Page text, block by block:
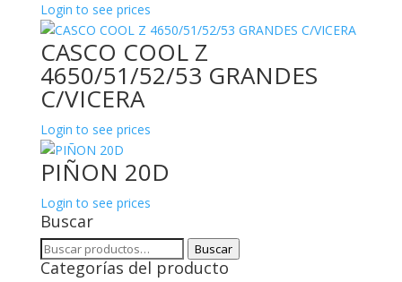
Login to see prices
CASCO COOL Z
4650/51/52/53 GRANDES
C/VICERA
Login to see prices
PIÑON 20D
Login to see prices
Buscar
Buscar
por:
Buscar
Categorías del producto